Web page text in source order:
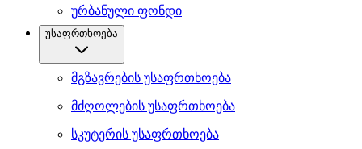
ურბანული ფონდი
უსაფრთხოება
მგზავრების უსაფრთხოება
მძღოლების უსაფრთხოება
სკუტერის უსაფრთხოება